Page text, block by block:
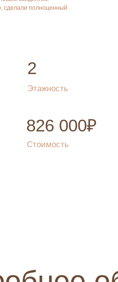
сделали полноценный
2
826 000₽
Этажность
Стоимость